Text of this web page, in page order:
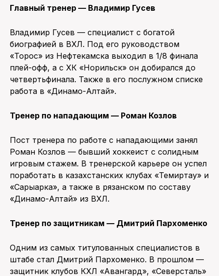
Главный тренер — Владимир Гусев
Владимир Гусев — специалист с богатой
биографией в ВХЛ. Под его руководством
«Торос» из Нефтекамска выходил в 1/8 финала
плей-офф, а с ХК «Норильск» он добирался до
четвертьфинала. Также в его послужном списке
работа в «Динамо-Алтай».
Тренер по нападающим — Роман Козлов
Пост тренера по работе с нападающими занял
Роман Козлов — бывший хоккеист с солидным
игровым стажем. В тренерской карьере он успел
поработать в казахстанских клубах «Темиртау» и
«Сарыарка», а также в рязанском по составу
«Динамо-Алтай» из ВХЛ.
Тренер по защитникам — Дмитрий Пархоменко
Одним из самых титулованных специалистов в
штабе стал Дмитрий Пархоменко. В прошлом —
защитник клубов КХЛ «Авангард», «Северсталь»